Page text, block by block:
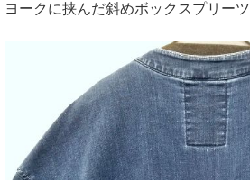
ヨークに挟んだ斜めボックスプリーツ